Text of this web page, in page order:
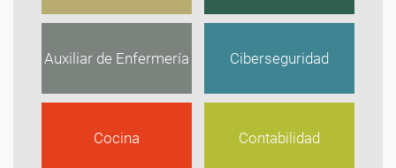
Auxiliar de Enfermería Ciberseguridad
Cocina Contabilidad